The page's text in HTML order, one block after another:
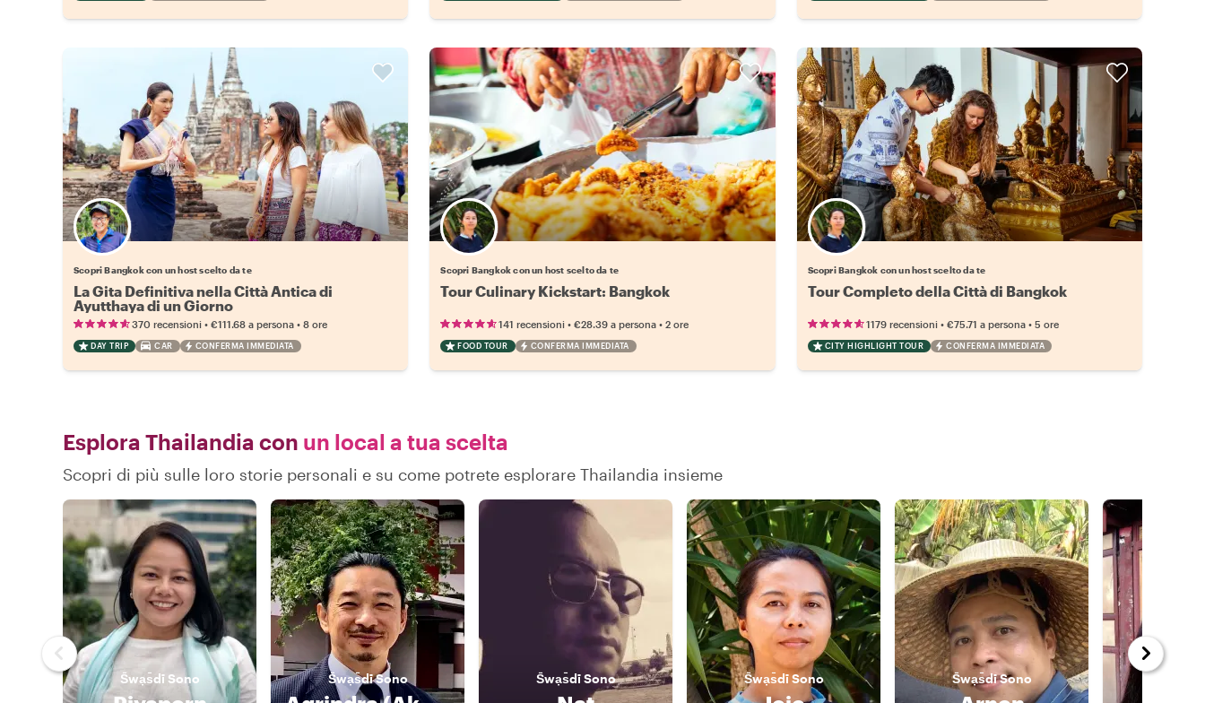
Scegli il tuo local preferito
Scopri Bangkok con un host scelto da te
La Gita Definitiva nella Città Antica di
Ayutthaya di un Giorno
370 recensioni • €111.68 a persona • 8 ore
DAY TRIP CAR CONFERMA IMMEDIATA
Scegli il tuo local preferito
Scopri Bangkok con un host scelto da te
Tour Culinary Kickstart: Bangkok
141 recensioni •€28.39 a persona •2 ore
FOOD TOUR CONFERMA IMMEDIATA
Scegli il tuo local preferito
Scopri Bangkok con un host scelto da te
Tour Completo della Città di Bangkok
1179 recensioni• €75.71 a persona• 5 ore
CITY HIGHLIGHT TOUR CONFERMA IMMEDIATA
Esplora Thailandia con un local a tua scelta
Scopri di più sulle loro storie personali e su come potrete esplorare Thailandia insieme
S̄wạs̄dī Sono S̄wạs̄dīSono S̄wạs̄dī Sono S̄wạs̄dīSono S̄wạs̄dīSono